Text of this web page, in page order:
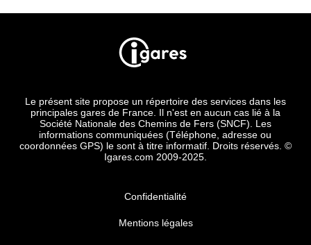
Le présent site propose un répertoire des services dans les
principales gares de France. Il n'est en aucun cas lié à la
Société Nationale des Chemins de Fers (SNCF). Les
informations communiquées (Téléphone, adresse ou
coordonnées GPS) le sont à titre informatif. Droits réservés. ©
Igares.com 2009-2025.
Confidentialité
Mentions légales